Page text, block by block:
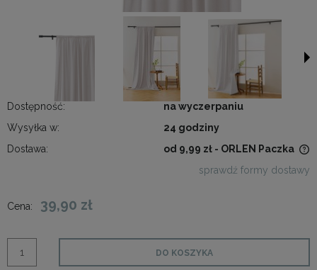
Dostępność:
na wyczerpaniu
Wysyłka w:
24 godziny
Dostawa:
od 9,99 zł - ORLEN Paczka
sprawdź formy dostawy
Cena: 39,90 zł
DO KOSZYKA